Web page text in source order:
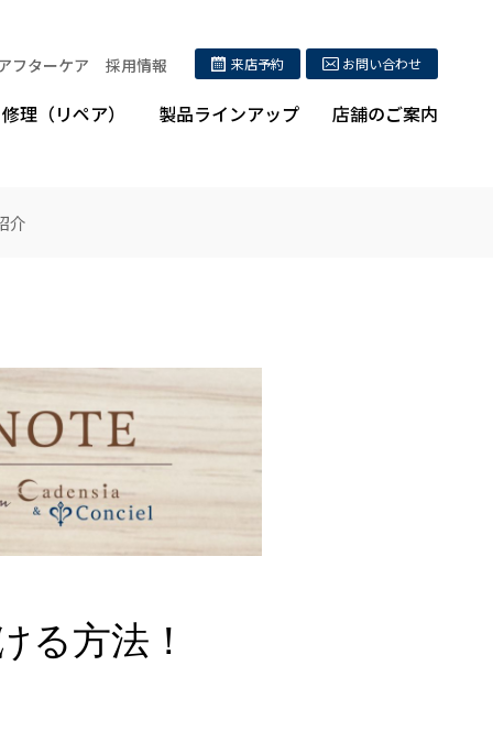
フターケア 採用情報 来店予約 お問い合わせ
修理（リペア） 製品ラインアップ 店舗のご案内
介
る方法！